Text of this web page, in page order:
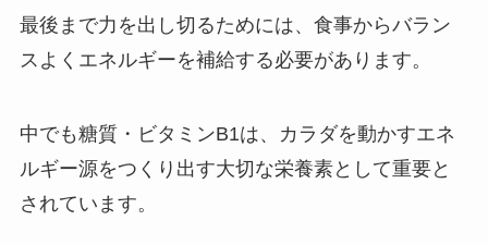
最後まで力を出し切るためには、食事からバラン
スよくエネルギーを補給する必要があります。
中でも糖質・ビタミンB1は、カラダを動かすエネ
ルギー源をつくり出す大切な栄養素として重要と
されています。